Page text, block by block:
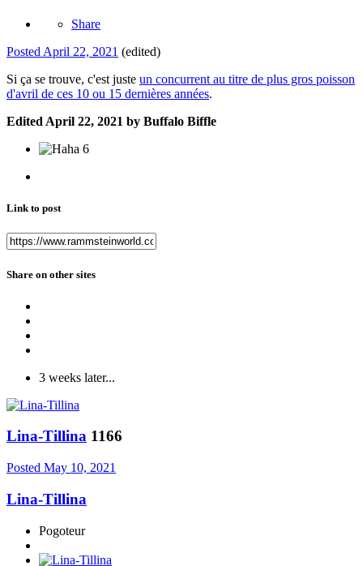
Share
Posted April 22, 2021 (edited)
Si ça se trouve, c'est juste un concurrent au titre de plus gros poisson
d'avril de ces 10 ou 15 dernières années.
Edited April 22, 2021 by Buffalo Biffle
6
Link to post
Share on other sites
3 weeks later...
Lina-Tillina 1166
Posted May 10, 2021
Lina-Tillina
Pogoteur